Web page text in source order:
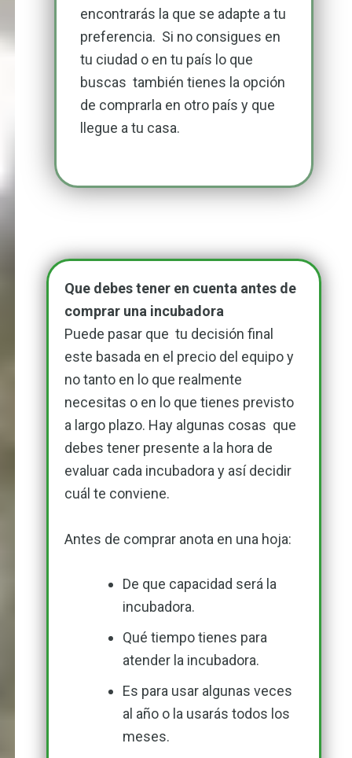
encontrarás la que se adapte a tu
preferencia. Si no consigues en
tu ciudad o en tu país lo que
buscas también tienes la opción
de comprarla en otro país y que
llegue a tu casa.
Que debes tener en cuenta antes de
comprar una incubadora
Puede pasar que tu decisión final
este basada en el precio del equipo y
no tanto en lo que realmente
necesitas o en lo que tienes previsto
a largo plazo. Hay algunas cosas que
debes tener presente a la hora de
evaluar cada incubadora y así decidir
cuál te conviene.
Antes de comprar anota en una hoja:
De que capacidad será la
incubadora.
Qué tiempo tienes para
atender la incubadora.
Es para usar algunas veces
al año o la usarás todos los
meses.